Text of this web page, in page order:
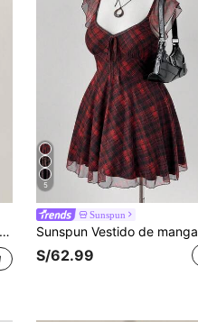
5
Sunspun
S/62.99